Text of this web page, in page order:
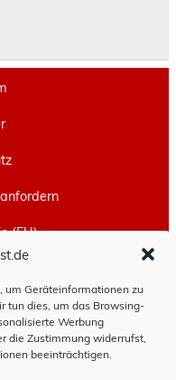
um Geräteinformationen zu
tun dies, um das Browsing-
Werbung
die Zustimmung widerrufst,
beeinträchtigen.
(EU)